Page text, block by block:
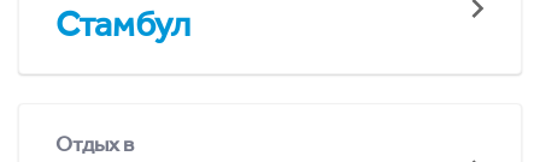
Стамбул
Отдых в